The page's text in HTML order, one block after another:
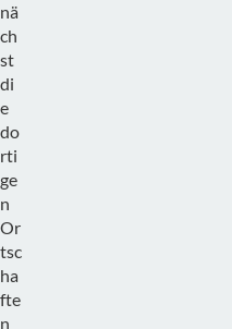
nä
ch
st
di
e
do
rti
ge
n
Or
tsc
ha
fte
n